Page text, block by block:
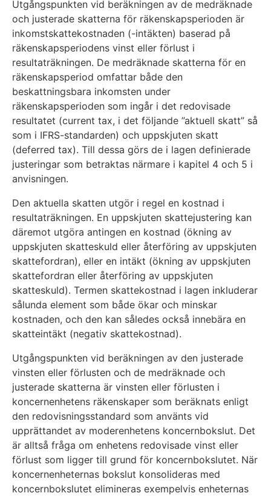
Utgångspunkten vid beräkningen av de medräknade
och justerade skatterna för räkenskapsperioden är
inkomstskattekostnaden (-intäkten) baserad på
räkenskapsperiodens vinst eller förlust i
resultaträkningen. De medräknade skatterna för en
räkenskapsperiod omfattar både den
beskattningsbara inkomsten under
räkenskapsperioden som ingår i det redovisade
resultatet (current tax, i det följande ”aktuell skatt” så
som i IFRS-standarden) och uppskjuten skatt
(deferred tax). Till dessa görs de i lagen definierade
justeringar som betraktas närmare i kapitel 4 och 5 i
anvisningen.
Den aktuella skatten utgör i regel en kostnad i
resultaträkningen. En uppskjuten skattejustering kan
däremot utgöra antingen en kostnad (ökning av
uppskjuten skatteskuld eller återföring av uppskjuten
skattefordran), eller en intäkt (ökning av uppskjuten
skattefordran eller återföring av uppskjuten
skatteskuld). Termen skattekostnad i lagen inkluderar
sålunda element som både ökar och minskar
kostnaden, och den kan således också innebära en
skatteintäkt (negativ skattekostnad).
Utgångspunkten vid beräkningen av den justerade
vinsten eller förlusten och de medräknade och
justerade skatterna är vinsten eller förlusten i
koncernenhetens räkenskaper som beräknats enligt
den redovisningsstandard som använts vid
upprättandet av moderenhetens koncernbokslut. Det
är alltså fråga om enhetens redovisade vinst eller
förlust som ligger till grund för koncernbokslutet. När
koncernenheternas bokslut konsolideras med
koncernbokslutet elimineras exempelvis enheternas